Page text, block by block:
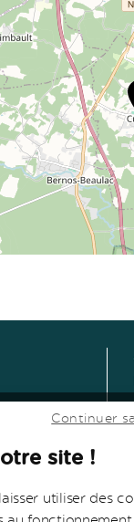
Continuer
site !
utiliser des